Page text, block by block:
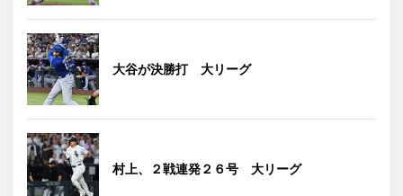
大谷が決勝打 大リーグ
村上、２戦連発２６号 大リーグ